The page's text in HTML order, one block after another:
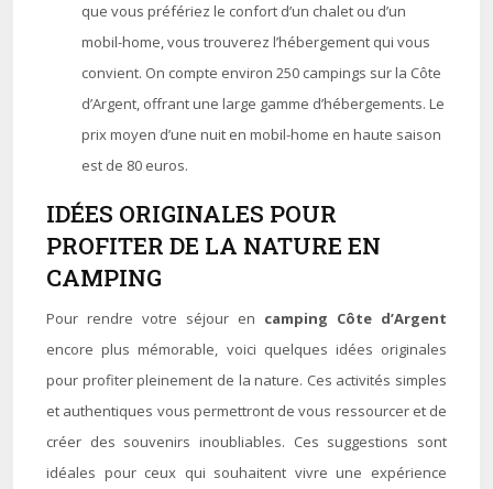
que vous préfériez le confort d’un chalet ou d’un
mobil-home, vous trouverez l’hébergement qui vous
convient. On compte environ 250 campings sur la Côte
d’Argent, offrant une large gamme d’hébergements. Le
prix moyen d’une nuit en mobil-home en haute saison
est de 80 euros.
IDÉES ORIGINALES POUR
PROFITER DE LA NATURE EN
CAMPING
Pour rendre votre séjour en camping Côte d’Argent
encore plus mémorable, voici quelques idées originales
pour profiter pleinement de la nature. Ces activités simples
et authentiques vous permettront de vous ressourcer et de
créer des souvenirs inoubliables. Ces suggestions sont
idéales pour ceux qui souhaitent vivre une expérience